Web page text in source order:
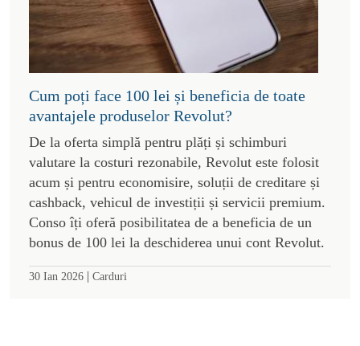
Cum poți face 100 lei și beneficia de toate
avantajele produselor Revolut?
De la oferta simplă pentru plăți și schimburi
valutare la costuri rezonabile, Revolut este folosit
acum și pentru economisire, soluții de creditare și
cashback, vehicul de investiții și servicii premium.
Conso îți oferă posibilitatea de a beneficia de un
bonus de 100 lei la deschiderea unui cont Revolut.
30 Ian 2026 | Carduri